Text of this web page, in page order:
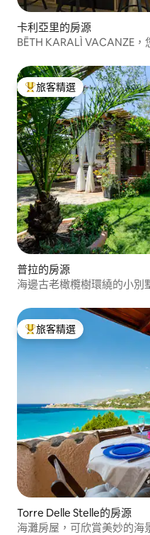
卡利亞里的房源
BĒTH KARALÌ VACANZE
旅客精選榜首
旅客精選
普拉的房源
海邊古老橄欖樹環繞的小別
旅客精選榜首
旅客精選
Torre Delle Stelle的房源
海灘房屋，可欣賞美妙的海